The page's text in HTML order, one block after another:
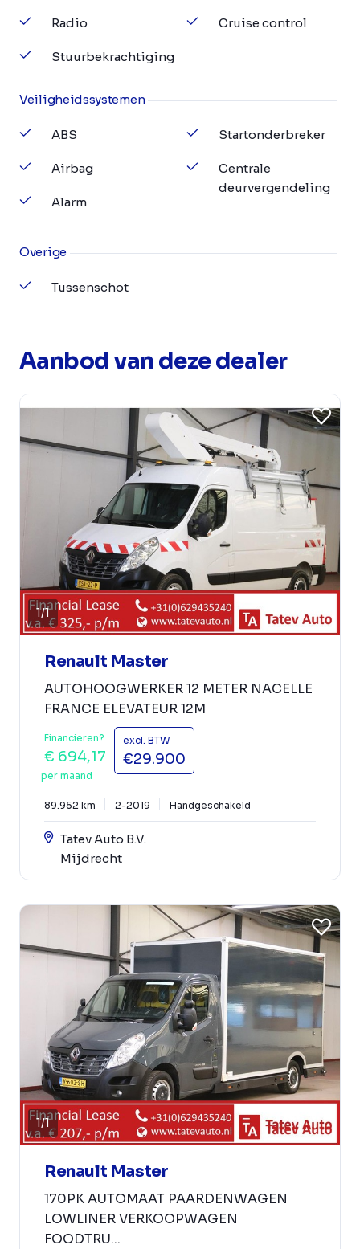
Radio
Stuurbekrachtiging
Cruise control
Veiligheidssystemen
ABS
Airbag
Alarm
Startonderbreker
Centrale
deurvergendeling
Overige
Tussenschot
Aanbod van deze dealer
1/1
Renault Master
AUTOHOOGWERKER 12 METER NACELLE
FRANCE ELEVATEUR 12M
Financieren?
€ 694,17
per maand
excl. BTW
€29.900
89.952 km 2-2019 Handgeschakeld
Tatev Auto B.V.
Mijdrecht
1/1
Renault Master
170PK AUTOMAAT PAARDENWAGEN
LOWLINER VERKOOPWAGEN
FOODTRU...